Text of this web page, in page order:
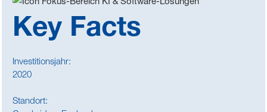
Key Facts
Investitionsjahr:
2020
Standort: